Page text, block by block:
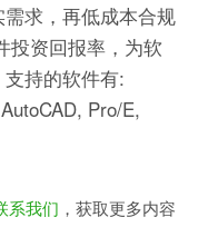
求，再低成本合规
投资回报率，为软
持的软件有:
Pro/E,
系我们 ，获取更多内容